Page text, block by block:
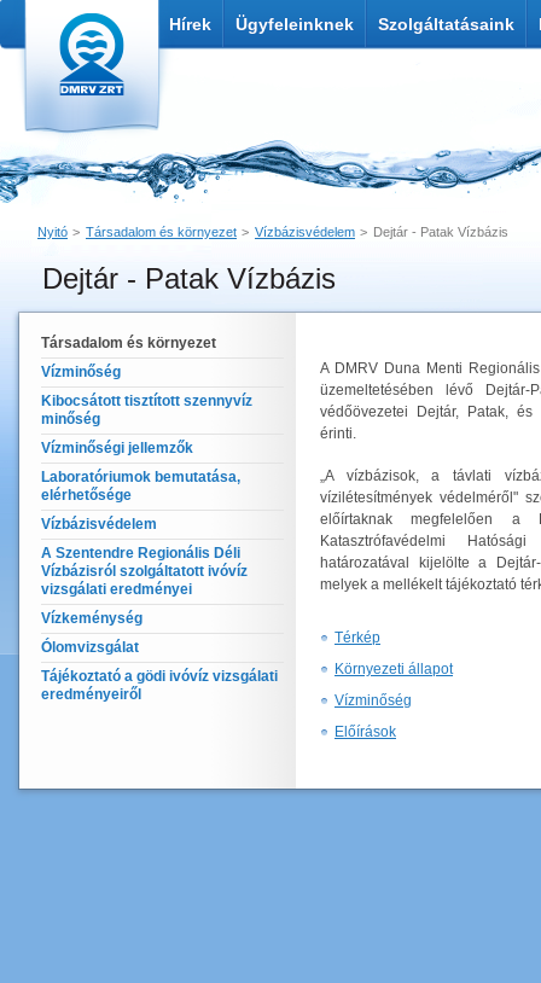
Hírek Ügyfeleinknek Szolgáltatásaink
Nyitó Társadalom és környezet Vízbázisvédelem Dejtár - Patak Vízbázis
Dejtár - Patak Vízbázis
Link küldése
Nyomtatás
Társadalom és környezet
Vízminőség
Kibocsátott tisztított szennyvíz
minőség
Vízminőségi jellemzők
Laboratóriumok bemutatása,
elérhetősége
Vízbázisvédelem
A Szentendre Regionális Déli
Vízbázisról szolgáltatott ivóvíz
vizsgálati eredményei
Vízkeménység
Ólomvizsgálat
Tájékoztató a gödi ivóvíz vizsgálati
eredményeiről
A DMRV Duna Menti
üzemeltetésében lévő Dejtár-
védőövezetei Dejtár, Patak, és
érinti.
„A vízbázisok, a távlati
vízilétesítmények védelméről"
előírtaknak megfelelően a
Katasztrófavédelmi
határozatával kijelölte a
melyek a mellékelt tájékoztató
Térkép
Környezeti állapot
Vízminőség
Előírások